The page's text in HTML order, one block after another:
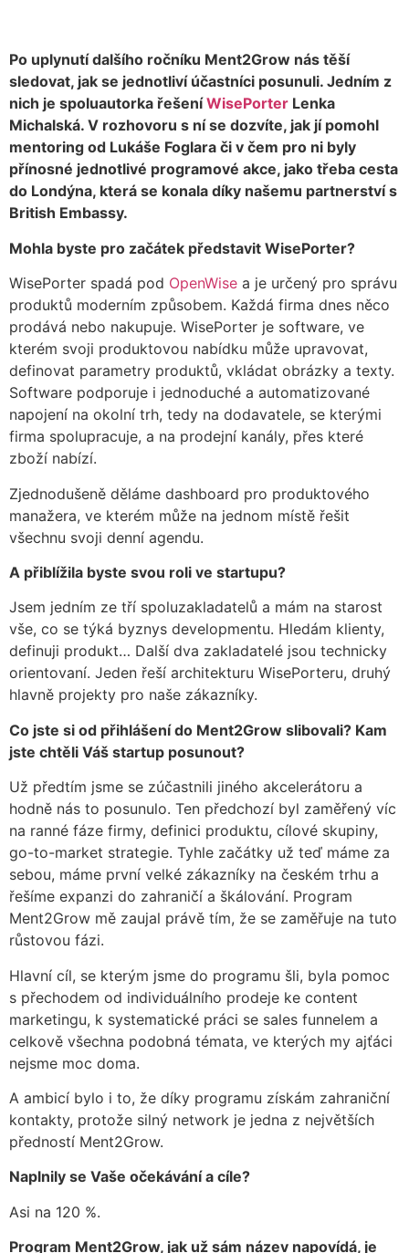
Po uplynutí dalšího ročníku Ment2Grow nás těší
sledovat, jak se jednotliví účastníci posunuli. Jedním z
nich je spoluautorka řešeníWisePorter Lenka
Michalská. V rozhovoru s ní se dozvíte, jak jí pomohl
mentoring od Lukáše Foglara či v čem pro ni byly
přínosné jednotlivé programové akce, jako třeba cesta
do Londýna, která se konala díky našemu partnerství s
British Embassy.
Mohla byste pro začátek představit WisePorter?
WisePorter spadá pod OpenWise a je určený pro správu
produktů moderním způsobem. Každá firma dnes něco
prodává nebo nakupuje. WisePorter je software, ve
kterém svoji produktovou nabídku může upravovat,
definovat parametry produktů, vkládat obrázky a texty.
Software podporuje i jednoduché a automatizované
napojení na okolní trh, tedy na dodavatele, se kterými
firma spolupracuje, a na prodejní kanály, přes které
zboží nabízí.
Zjednodušeně děláme dashboard pro produktového
manažera, ve kterém může na jednom místě řešit
všechnu svoji denní agendu.
A přiblížila byste svou roli ve startupu?
Jsem jedním ze tří spoluzakladatelů a mám na starost
vše, co se týká byznys developmentu. Hledám klienty,
definuji produkt… Další dva zakladatelé jsou technicky
orientovaní. Jeden řeší architekturu WisePorteru, druhý
hlavně projekty pro naše zákazníky.
Co jste si od přihlášení do Ment2Grow slibovali? Kam
jste chtěli Váš startup posunout?
Už předtím jsme se zúčastnili jiného akcelerátoru a
hodně nás to posunulo. Ten předchozí byl zaměřený víc
na ranné fáze firmy, definici produktu, cílové skupiny,
go-to-market strategie. Tyhle začátky už teď máme za
sebou, máme první velké zákazníky na českém trhu a
řešíme expanzi do zahraničí a škálování. Program
Ment2Grow mě zaujal právě tím, že se zaměřuje na tuto
růstovou fázi.
Hlavní cíl, se kterým jsme do programu šli, byla pomoc
s přechodem od individuálního prodeje ke content
marketingu, k systematické práci se sales funnelem a
celkově všechna podobná témata, ve kterých my ajťáci
nejsme moc doma.
A ambicí bylo i to, že díky programu získám zahraniční
kontakty, protože silný network je jedna z největších
předností Ment2Grow.
Naplnily se Vaše očekávání a cíle?
Asi na 120 %.
Program Ment2Grow, jak už sám název napovídá, je